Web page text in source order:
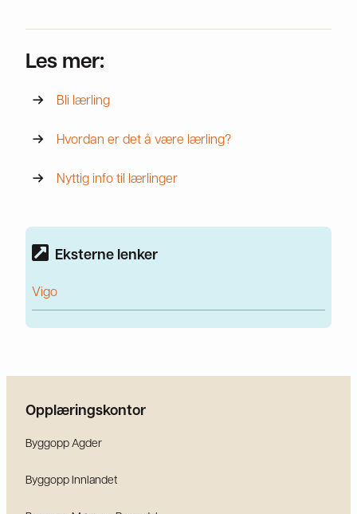
Les mer:
Bli lærling
Hvordan er det å være lærling?
Nyttig info til lærlinger
Pil-ikon: Eksterne lenker
Eksterne lenker
Vigo
Opplæringskontor
Byggopp Agder
Byggopp Innlandet